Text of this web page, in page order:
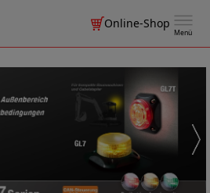
Menü
Online-Shop